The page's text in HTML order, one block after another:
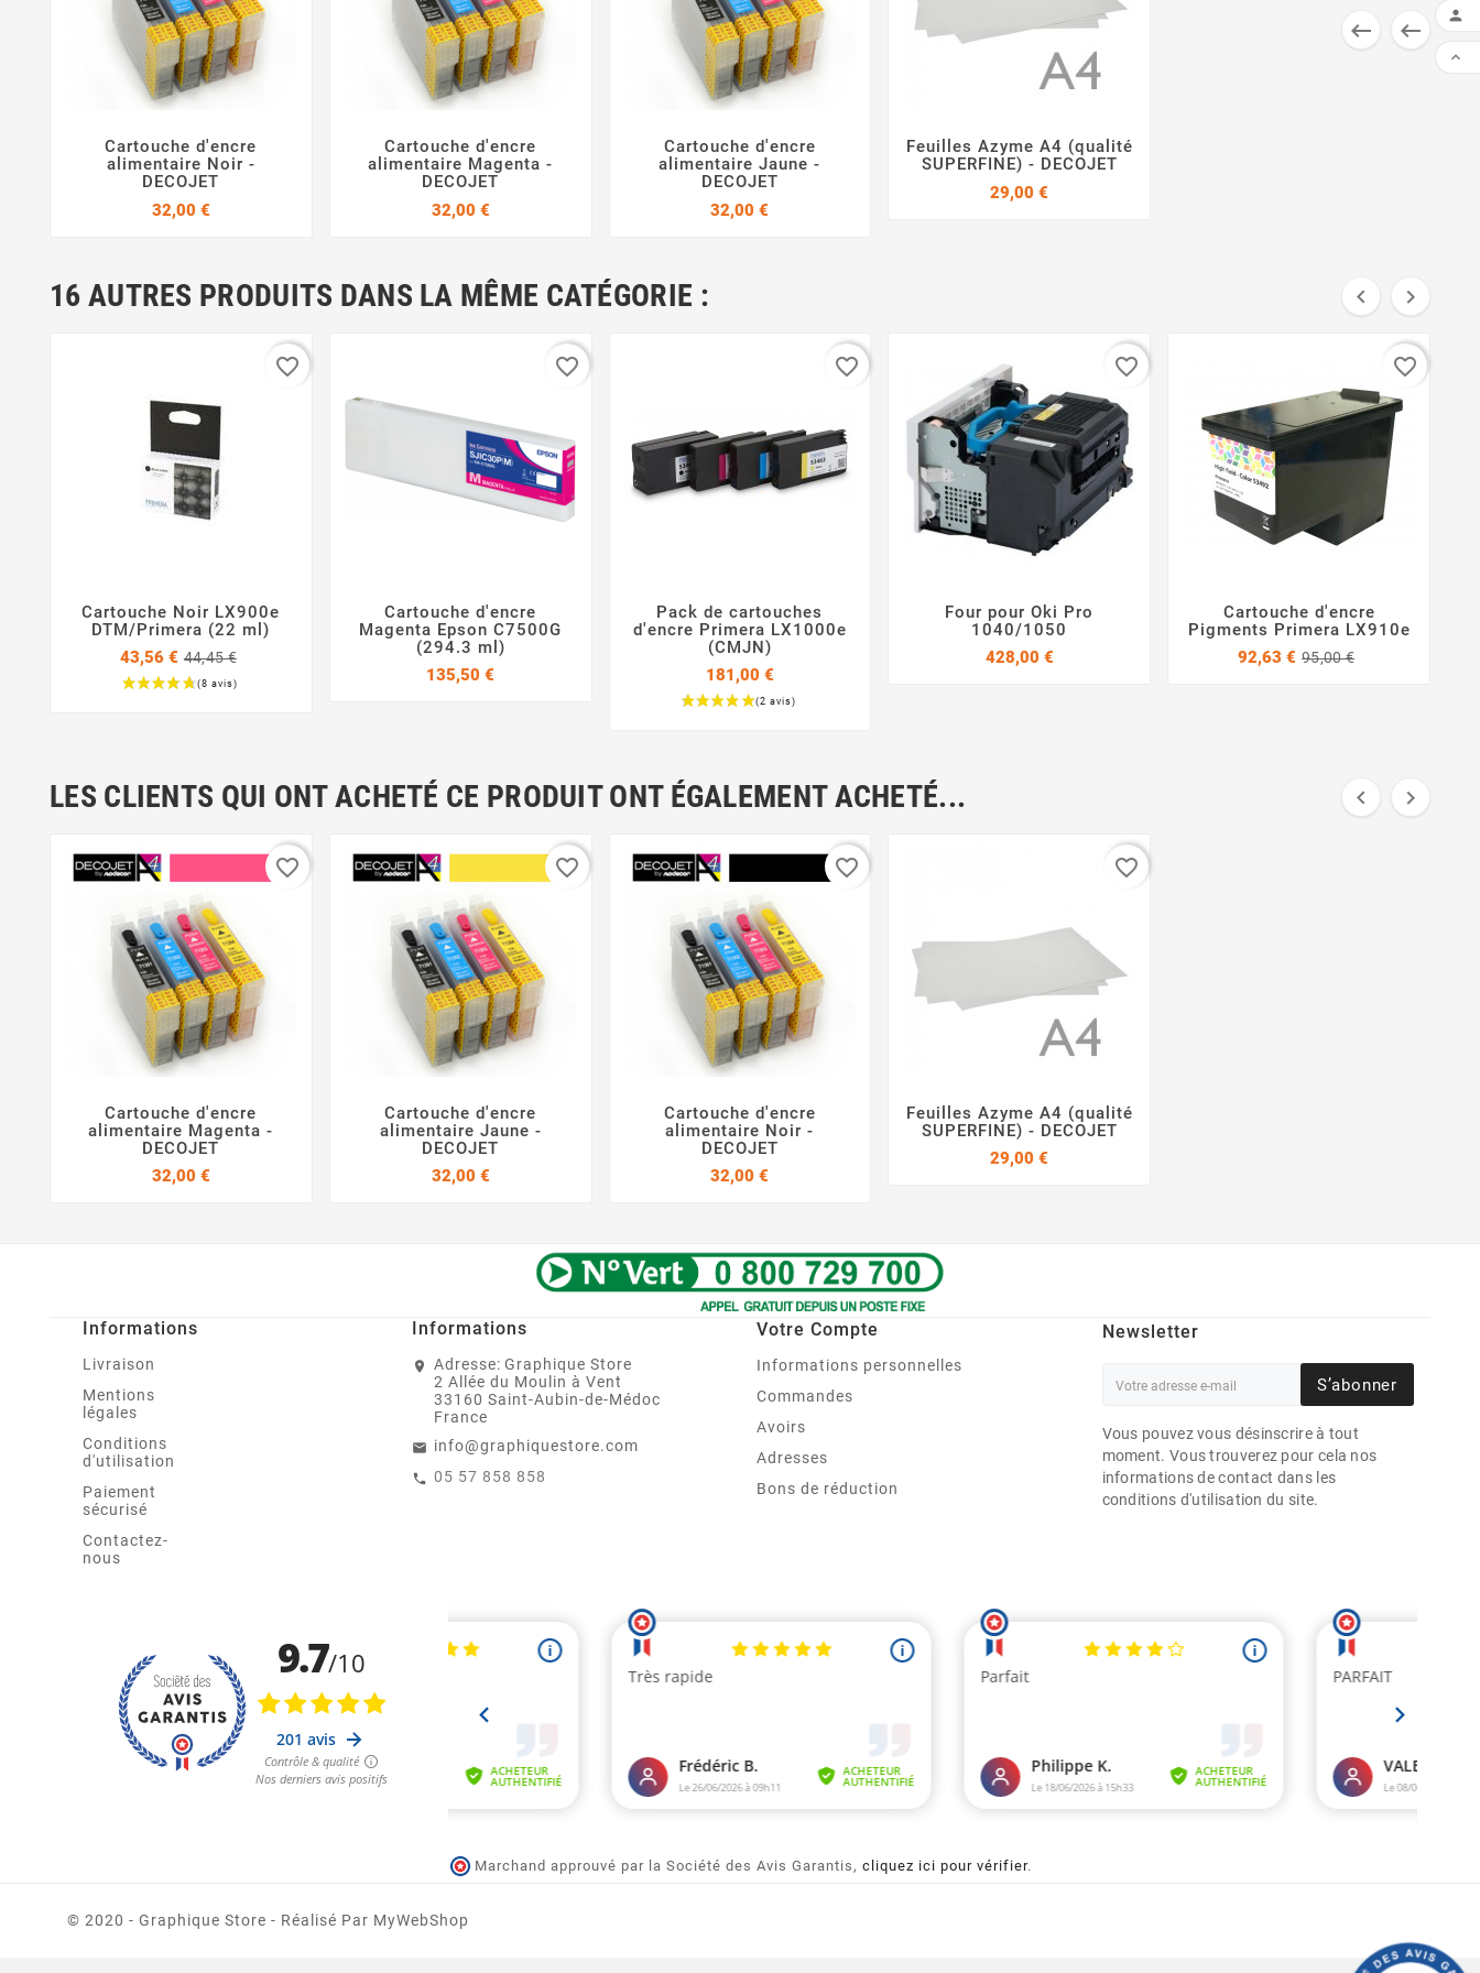
 
 
Cartouche d'encre
alimentaire Noir -
DECOJET
32,00 €Prix
 
Cartouche d'encre
alimentaire Magenta -
DECOJET
32,00 €Prix
 
Cartouche d'encre
alimentaire Jaune -
DECOJET
32,00 €
 
Feuilles Azyme A4 (qualité
SUPERFINE) - DECOJET
29,00 €
16 AUTRES PRODUITS DANS LA MÊME CATÉGORIE :  
 
Cartouche Noir LX900e
DTM/Primera (22 ml)
43,56 € 44,45 €
Prix
favorite_border
 
Cartouche d'encre
Magenta Epson C7500G
(294.3 ml)
135,50 €
favorite_border
 
Pack de cartouches
d'encre Primera LX1000e
(CMJN)
181,00 €
Prix
favorite_border
 
Four pour Oki Pro
1040/1050
428,00 €Prix
favorite_border
 
Cartouche d'encre
Pigments Primera LX910e
92,63 € 95,00 €
favorite_border
LES CLIENTS QUI ONT ACHETÉ CE PRODUIT ONT ÉGALEMENT ACHETÉ...  
 
Cartouche d'encre
alimentaire Magenta -
DECOJET
32,00 €Prix
favorite_border
 
Cartouche d'encre
alimentaire Jaune -
DECOJET
32,00 €Prix
favorite_border
 
Cartouche d'encre
alimentaire Noir -
DECOJET
32,00 €
favorite_border
 
Feuilles Azyme A4 (qualité
SUPERFINE) - DECOJET
29,00 €
favorite_border
Informations
Livraison
Mentions
légales
Conditions
d'utilisation
Paiement
sécurisé
Contactez-
nous
Informations
Adresse: Graphique Store
2 Allée du Moulin à Vent
33160 Saint-Aubin-de-Médoc
France
info@graphiquestore.com
05 57 858 858
Votre Compte
Informations personnelles
Commandes
Avoirs
Adresses
Bons de réduction
Newsletter
S’abonner
Vous pouvez vous désinscrire à tout
moment. Vous trouverez pour cela nos
informations de contact dans les
conditions d'utilisation du site.
Marchand approuvé par la Société des Avis Garantis, cliquez ici pour vérifier.


© 2020 - Graphique Store - Réalisé Par MyWebShop